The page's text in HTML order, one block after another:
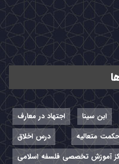
ابن سینا
اجتهاد در معارف
حکمت متعالیه
درس اخلاق
آموزش تخصصی فلسفه اسلامی